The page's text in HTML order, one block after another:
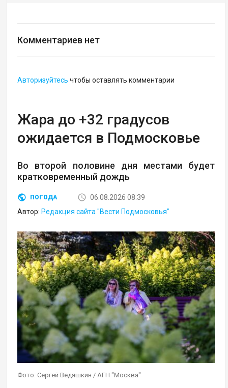
Комментариев нет
Авторизуйтесь чтобы оставлять комментарии
Жара до +32 градусов
ожидается в Подмосковье
Во второй половине дня местами будет
кратковременный дождь
ПОГОДА
06.08.2026 08:39
Автор: Редакция сайта "Вести Подмосковья"
Фото: Сергей Ведяшкин / АГН "Москва"